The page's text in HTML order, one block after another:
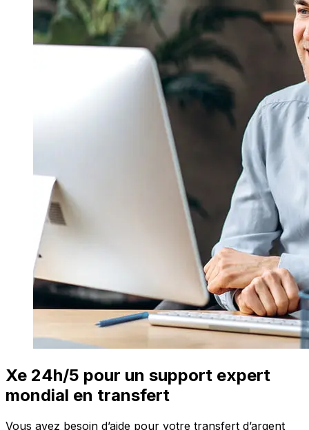
Xe 24h/5 pour un support expert
mondial en transfert
Vous avez besoin d’aide pour votre transfert d’argent